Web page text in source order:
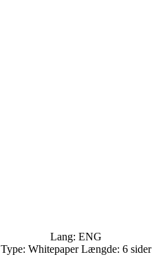
Lang: ENG
Type: Whitepaper Længde: 6 sider